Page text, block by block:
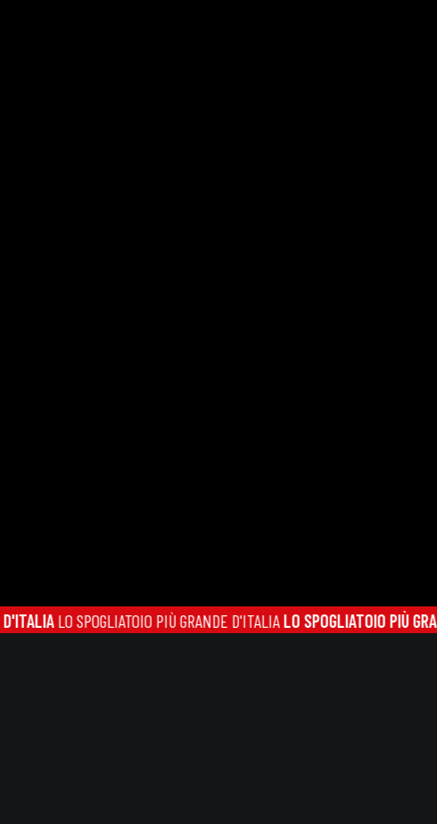
LO SPOGLIATOIO PIÙ GRANDE D'ITALIA LO SPOGLIATOIO PIÙ GRANDE